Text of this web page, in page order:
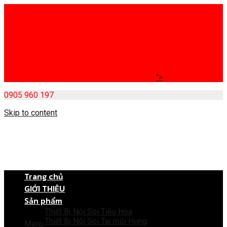
">
0905 960 197
Skip to content
Menu
Trang chủ
GIỚI THIỆU
Sản phẩm
Thiết Bị Nội Soi Tiêu Hóa
Thiết Bị Nội Soi Tai mũi Họng